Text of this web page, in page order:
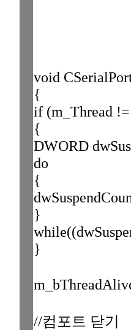
void
{
if (m_Thread
{
DWORD
do
{
}
}
//컴포트 닫기